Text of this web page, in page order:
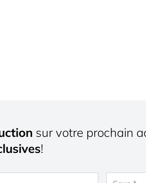
sur votre prochain
!